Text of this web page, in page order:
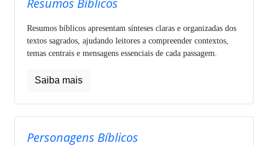
Resumos bíblicos apresentam sínteses claras e organizadas dos
textos sagrados, ajudando leitores a compreender contextos,
temas centrais e mensagens essenciais de cada passagem.
Saiba mais
Personagens Bíblicos